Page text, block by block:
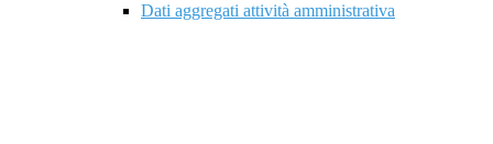
Dati aggregati attività amministrativa